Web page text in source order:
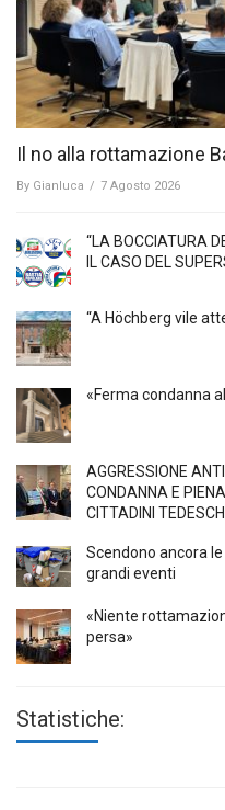
Il no alla rottamazione
By Gianluca / 7 Agosto 2026
“LA BOCCIATURA
IL CASO DEL
“A Höchberg vile
«Ferma condanna
AGGRESSIONE
CONDANNA E
CITTADINI TEDESCHI
Scendono ancora
grandi eventi
«Niente
persa»
Statistiche: